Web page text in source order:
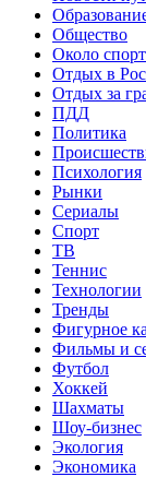
Общество
Около
Отдых в
Отдых за
ПДД
Политика
Психология
Рынки
Сериалы
Спорт
ТВ
Теннис
Технологии
Тренды
Фигурное
Фильмы и
Футбол
Хоккей
Шахматы
Шоу-бизнес
Экология
Экономика